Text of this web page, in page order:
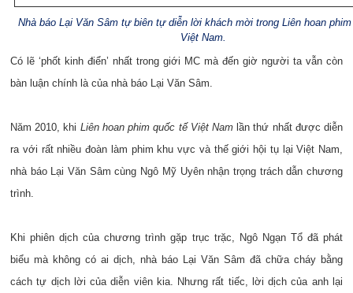
Nhà báo Lại Văn Sâm tự biên tự diễn lời khách mời trong Liên hoan
Việt Nam.
Có lẽ ‘phốt kinh điển’ nhất trong giới MC mà đến giờ người ta vẫn còn
bàn luận chính là của nhà báo Lại Văn Sâm.
Năm 2010, khi Liên hoan phim quốc tế Việt Nam lần thứ nhất được diễn
ra với rất nhiều đoàn làm phim khu vực và thế giới hội tụ lại Việt Nam,
nhà báo Lại Văn Sâm cùng Ngô Mỹ Uyên nhận trọng trách dẫn chương
trình.
Khi phiên dịch của chương trình gặp trục trặc, Ngô Ngạn Tổ đã phát
biểu mà không có ai dịch, nhà báo Lại Văn Sâm đã chữa cháy bằng
cách tự dịch lời của diễn viên kia. Nhưng rất tiếc, lời dịch của anh lại